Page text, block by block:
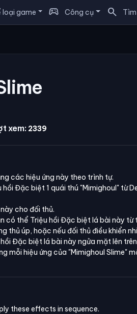
loại game sports_esports Công cụ search
xem: 2339
các hiệu ứng này theo trình tự.
Đặc biệt 1 quái thú "Mimighoul" từ
cho đối thủ.
có thể Triệu hồi Đặc biệt lá bài này từ
thủ úp, hoặc nếu đối thủ điều khiển
Đặc biệt lá bài này ngửa mặt lên
mỗi hiệu ứng của "Mimighoul Slime"
these effects in sequence.